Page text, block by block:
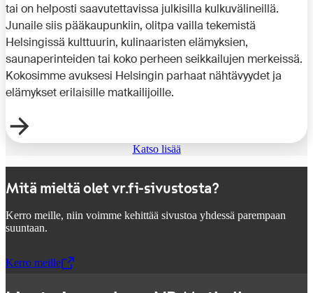
tai on helposti saavutettavissa julkisilla kulkuvälineillä.
Junaile siis pääkaupunkiin, olitpa vailla tekemistä
Helsingissä kulttuurin, kulinaaristen elämyksien,
saunaperinteiden tai koko perheen seikkailujen merkeissä.
Kokosimme avuksesi Helsingin parhaat nähtävyydet ja
elämykset erilaisille matkailijoille.
Katso lisää
Mitä mieltä olet vr.fi-sivustosta?
Kerro meille, niin voimme kehittää sivustoa yhdessä parempaan
suuntaan.
Kerro meille
,Avataan uudessa välilehdessä